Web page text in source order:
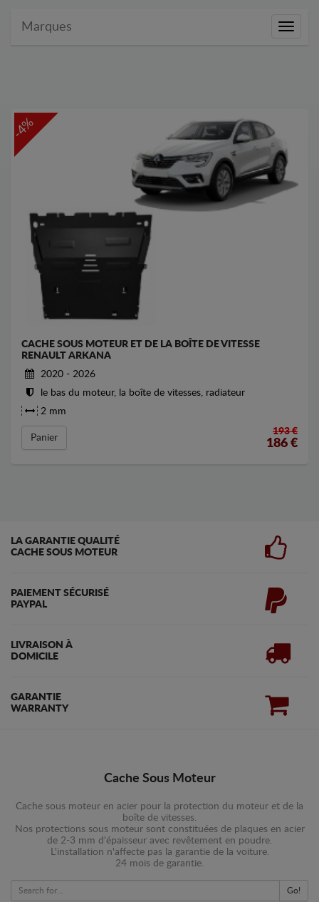
Marques
-4%
CACHE SOUS MOTEUR ET DE LA BOÎTE DE VITESSE
RENAULT ARKANA
2020 - 2026
le bas du moteur, la boîte de vitesses, radiateur
2 mm
Panier
193 €
186 €
LA GARANTIE QUALITÉ
CACHE SOUS MOTEUR
PAIEMENT SÉCURISÉ
PAYPAL
LIVRAISON À
DOMICILE
GARANTIE
WARRANTY
Cache Sous Moteur
Cache sous moteur en acier pour la protection du moteur et de la
boîte de vitesses.
Nos protections sous moteur sont constituées de plaques en acier
de 2-3 mm d'épaisseur avec revêtement en poudre.
L'installation n'affecte pas la garantie de la voiture.
24 mois de garantie.
Go!